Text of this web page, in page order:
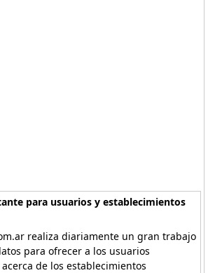
para usuarios y establecimientos
realiza diariamente un gran trabajo
para ofrecer a los usuarios
de los establecimientos